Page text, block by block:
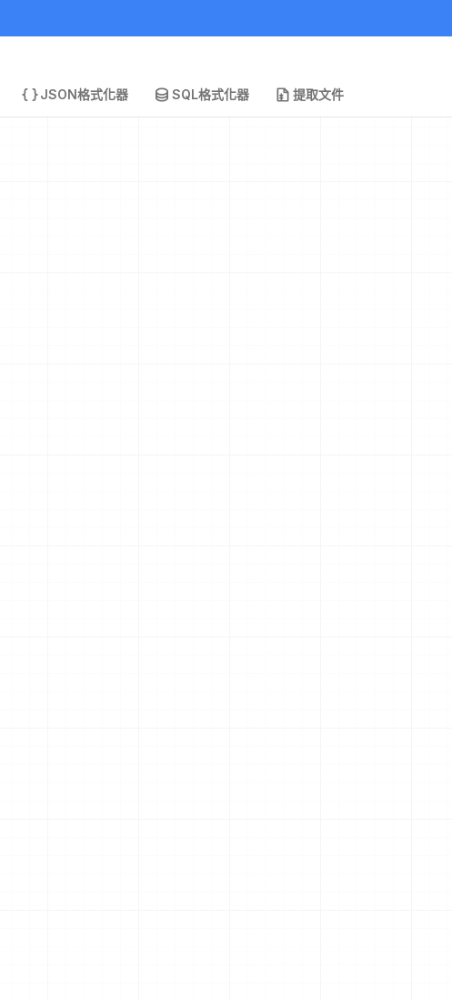
JSON格式化器 SQL格式化器 提取文件